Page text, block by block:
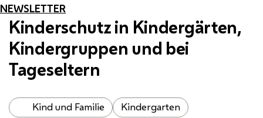
NEWSLETTER
Kinderschutz in Kindergärten,
Kindergruppen und bei
Tageseltern
Kind und Familie Kindergarten